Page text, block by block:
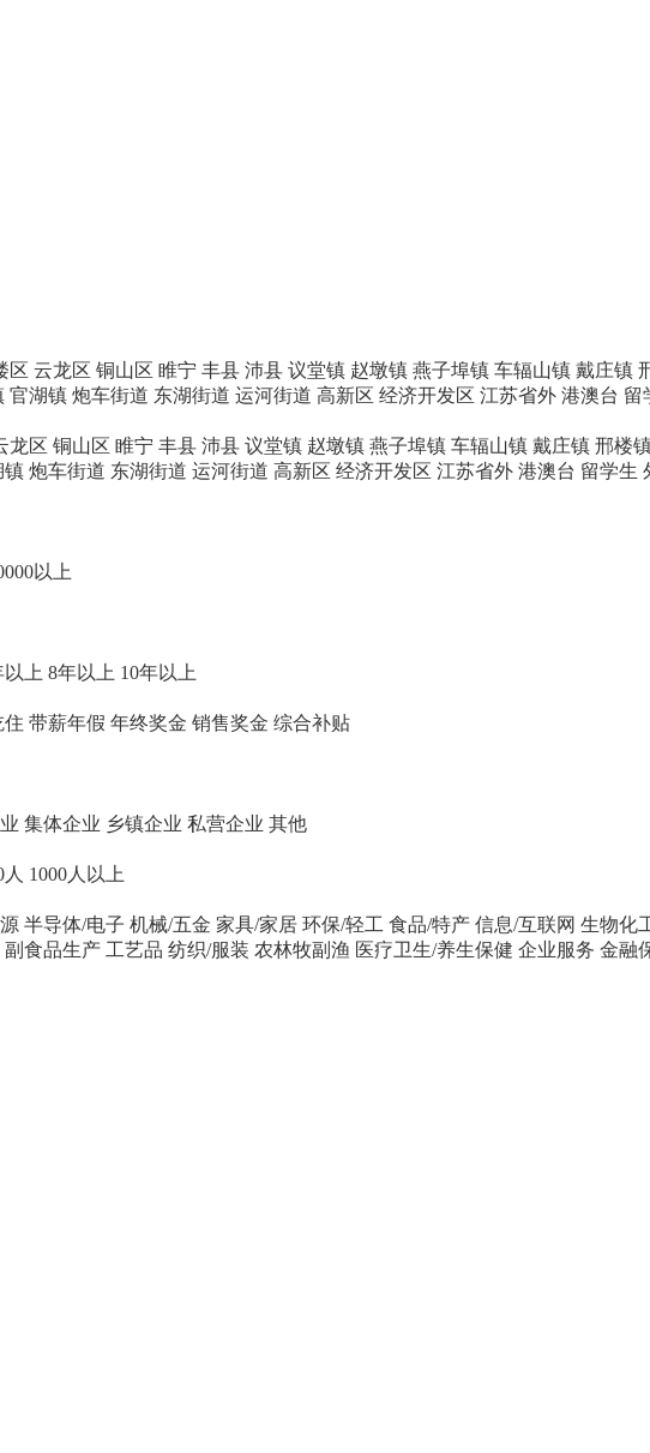
区 云龙区 铜山区 睢宁 丰县 沛县 议堂镇 赵墩镇 燕子埠镇 车辐山镇 戴庄镇
官湖镇 炮车街道 东湖街道 运河街道 高新区 经济开发区 江苏省外 港澳台 留
龙区 铜山区 睢宁 丰县 沛县 议堂镇 赵墩镇 燕子埠镇 车辐山镇 戴庄镇 邢楼
镇 炮车街道 东湖街道 运河街道 高新区 经济开发区 江苏省外 港澳台 留学生
以上
以上 8年以上 10年以上
住 带薪年假 年终奖金 销售奖金 综合补贴
集体企业 乡镇企业 私营企业 其他
1000人以上
半导体/电子 机械/五金 家具/家居 环保/轻工 食品/特产 信息/互联网 生物化
副食品生产 工艺品 纺织/服装 农林牧副渔 医疗卫生/养生保健 企业服务 金融